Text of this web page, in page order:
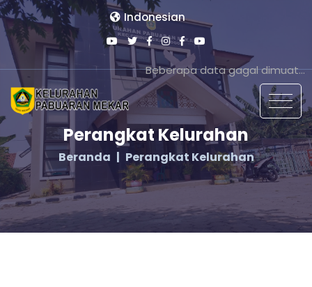
Indonesian
Beberapa data gagal dimuat...
Perangkat Kelurahan
Beranda Perangkat Kelurahan